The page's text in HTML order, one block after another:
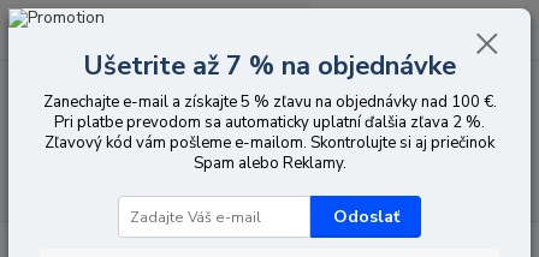
Menu
0,00 EUR
Ušetrite až 7 % na objednávke
Zanechajte e-mail a získajte 5 % zľavu na objednávky nad 100 €.
Pri platbe prevodom sa automaticky uplatní ďalšia zľava 2 %.
Zľavový kód vám pošleme e-mailom. Skontrolujte si aj priečinok
Spam alebo Reklamy.
Odoslať